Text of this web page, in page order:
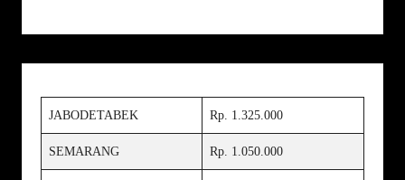
JABODETABEK Rp. 1.325.000
SEMARANG Rp. 1.050.000